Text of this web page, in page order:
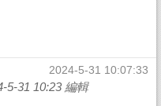
2024-5-31 10:07:33
5-31 10:23 編輯